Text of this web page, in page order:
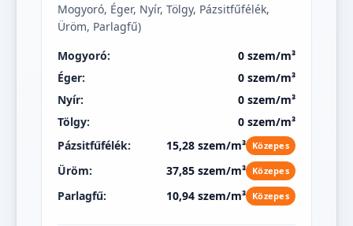
Mogyoró, Éger, Nyír, Tölgy, Pázsitfűfélék,
Üröm, Parlagfű)
Mogyoró:
0 szem/m³
Éger:
0 szem/m³
Nyír:
0 szem/m³
Tölgy:
0 szem/m³
Pázsitfűfélék:
15,28 szem/m³ Közepes
Üröm: 37,85 szem/m³ Közepes
Parlagfű: 10,94 szem/m³ Közepes